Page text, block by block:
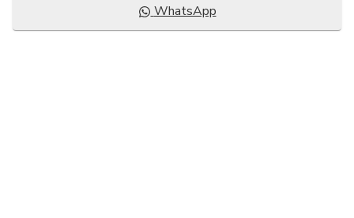
Compartir
en
WhatsApp